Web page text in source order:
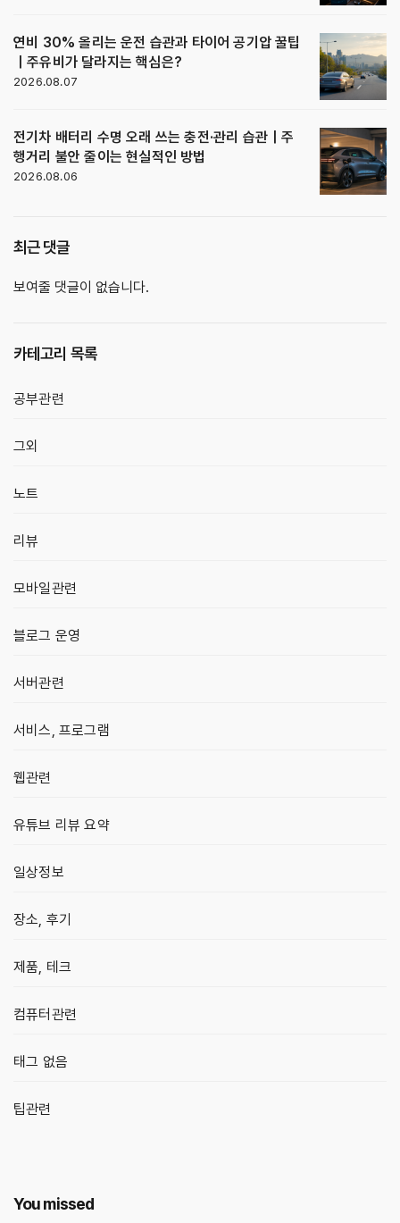
연비 30% 올리는 운전 습관과 타이어 공기압 꿀팁
｜주유비가 달라지는 핵심은?
2026.08.07
전기차 배터리 수명 오래 쓰는 충전·관리 습관｜주
행거리 불안 줄이는 현실적인 방법
2026.08.06
최근 댓글
보여줄 댓글이 없습니다.
카테고리 목록
공부관련
그외
노트
리뷰
모바일관련
블로그 운영
서버관련
서비스, 프로그램
웹관련
유튜브 리뷰 요약
일상정보
장소, 후기
제품, 테크
컴퓨터관련
태그 없음
팁관련
You missed